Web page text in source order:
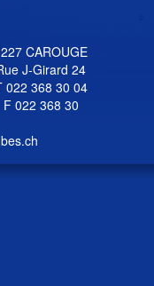
CAROUGE
J-Girard 24
022 368 30 04
F 022 368 30